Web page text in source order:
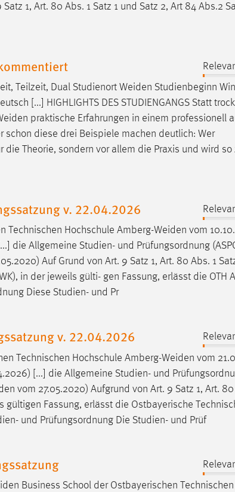
1, Art. 80 Abs. 1 Satz 1 und Satz 2, Art 84 Abs.2
Teilzeit, Dual Studienort Weiden Studienbeginn
[...] HIGHLIGHTS DES STUDIENGANGS Statt
praktische Erfahrungen in einem professionell
diese drei Beispiele machen deutlich: Wer
die Theorie, sondern vor allem die Praxis und wird so
v. 22.04.2026
Technischen Hochschule Amberg-Weiden vom
die Allgemeine Studien- und Prüfungsordnung
Auf Grund von Art. 9 Satz 1, Art. 80 Abs. 1
in der jeweils gülti- gen Fassung, erlässt die OTH
Diese Studien- und Pr
v. 22.04.2026
Technischen Hochschule Amberg-Weiden vom
[...] die Allgemeine Studien- und
vom 27.05.2020) Aufgrund von Art. 9 Satz 1, Art. 80
gültigen Fassung, erlässt die Ostbayerische
und Prüfungsordnung Die Studien- und Prüf
Business School der Ostbayerischen Technischen